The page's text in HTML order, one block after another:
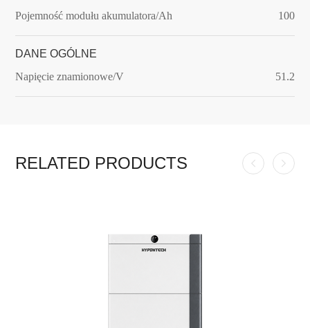
Pojemność modułu akumulatora/Ah
100
DANE OGÓLNE
Napięcie znamionowe/V
51.2
RELATED PRODUCTS